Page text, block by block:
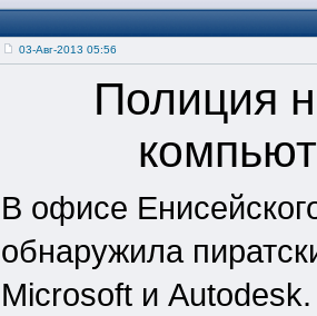
03-Авг-2013 05:56
Полиция
В офисе
обнаружила
Microsoft и